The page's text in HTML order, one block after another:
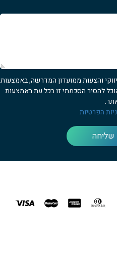
והצעות ממועדון המדרשה, באמצעות
להסיר הסכמתי זו בכל עת באמצעות
הפרטיות
שליחה